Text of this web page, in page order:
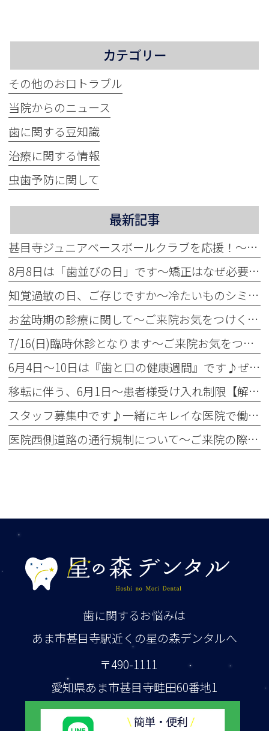
カテゴリー
その他のお口トラブル
当院からのニュース
歯に関する豆知識
治療に関する情報
虫歯予防に関して
最新記事
甚目寺ジュニアベースボールクラブを応援！～地域活性化に力をいれています～
8月8日は「歯並びの日」です～矯正はなぜ必要？～
知覚過敏の日、ご存じですか～冷たいものシミませんか？～
お盆時期の診療に関して～ご来院お気をつけください～
7/16(日)臨時休診となります～ご来院お気をつけください～
6月4日～10日は『歯と口の健康週間』です♪ぜひ定期検診へ！
移転に伴う、6月1日～患者様受け入れ制限【解除】について
スタッフ募集中です♪一緒にキレイな医院で働きませんか？✨
医院西側道路の通行規制について～ご来院の際お気をつけください～
歯に関するお悩みは
あま市甚目寺駅近くの星の森デンタルへ
〒490-1111
愛知県あま市甚目寺畦田60番地1